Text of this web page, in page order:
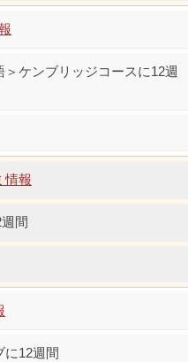
ケンブリッジコースに12週
情報
間
に12週間